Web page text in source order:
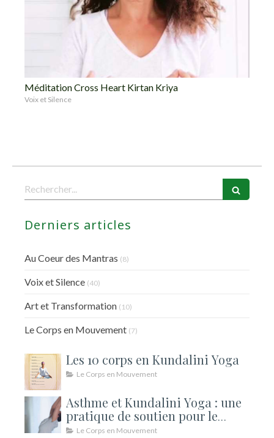
Méditation Cross Heart Kirtan Kriya
Voix et Silence
Rechercher
Derniers articles
Au Coeur des Mantras (8)
Voix et Silence (40)
Art et Transformation (10)
Le Corps en Mouvement (7)
Les 10 corps en Kundalini Yoga
Le Corps en Mouvement
Asthme et Kundalini Yoga : une
pratique de soutien pour le
souffle
Le Corps en Mouvement